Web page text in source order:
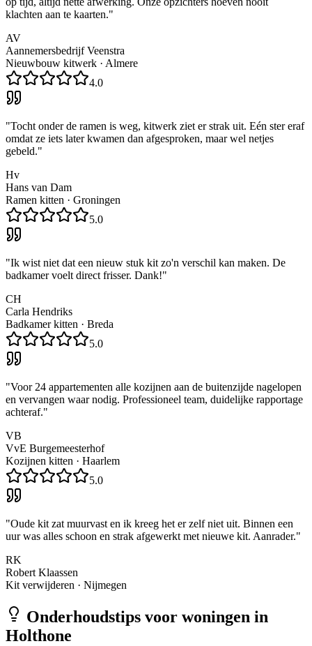
klachten aan te kaarten."
AV
Aannemersbedrijf Veenstra
Nieuwbouw kitwerk · Almere
4.0
"Tocht onder de ramen is weg, kitwerk ziet er strak uit. Eén ster eraf
omdat ze iets later kwamen dan afgesproken, maar wel netjes
gebeld."
Hv
Hans van Dam
Ramen kitten · Groningen
5.0
"Ik wist niet dat een nieuw stuk kit zo'n verschil kan maken. De
badkamer voelt direct frisser. Dank!"
CH
Carla Hendriks
Badkamer kitten · Breda
5.0
"Voor 24 appartementen alle kozijnen aan de buitenzijde nagelopen
en vervangen waar nodig. Professioneel team, duidelijke rapportage
achteraf."
VB
VvE Burgemeesterhof
Kozijnen kitten · Haarlem
5.0
"Oude kit zat muurvast en ik kreeg het er zelf niet uit. Binnen een
uur was alles schoon en strak afgewerkt met nieuwe kit. Aanrader."
RK
Robert Klaassen
Kit verwijderen · Nijmegen
Onderhoudstips voor woningen in
Holthone